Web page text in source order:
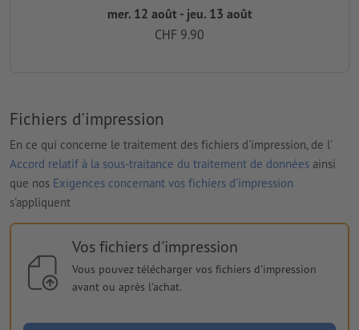
mer. 12 août - jeu. 13 août
CHF 9.90
Fichiers d'impression
En ce qui concerne le traitement des fichiers d'impression, de l'
Accord relatif à la sous-traitance du traitement de données ainsi
que nos Exigences concernant vos fichiers d'impression
s'appliquent
Vos fichiers d'impression
Vous pouvez télécharger vos fichiers d'impression
avant ou après l'achat.